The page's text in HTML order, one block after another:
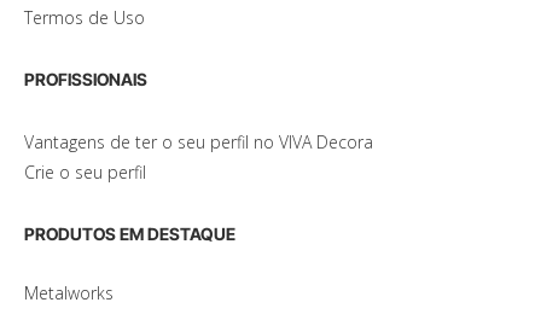
Termos de Uso
PROFISSIONAIS
Vantagens de ter o seu perfil no VIVA Decora
Crie o seu perfil
PRODUTOS EM DESTAQUE
Metalworks